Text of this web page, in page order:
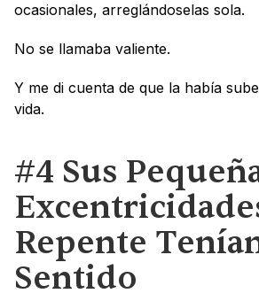
ocasionales, arreglándoselas sola.
No se llamaba valiente.
Y me di cuenta de que la había
vida.
#4 Sus
Repente
Sentido